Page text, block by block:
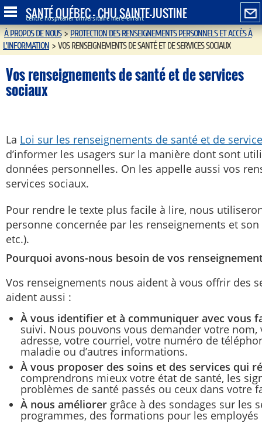
SANTÉ QUÉBEC - CHU SAINTE-JUSTINE
Centre hospitalier universitaire mère-enfant
À PROPOS DE NOUS>PROTECTION DES RENSEIGNEMENTS PERSONNELS ET ACCÈS À
L’INFORMATION > VOS RENSEIGNEMENTS DE SANTÉ ET DE SERVICES SOCIAUX
Vos renseignements de santé et de services
sociaux
La Loi sur les renseignements de santé et de
d’informer les usagers sur la manière dont sont
données personnelles. On les appelle aussi vos
services sociaux.
Pour rendre le texte plus facile à lire, nous
personne concernée par les renseignements et
etc.).
Pourquoi avons-nous besoin de vos
Vos renseignements nous aident à vous offrir des
aident aussi :
À vous identifier et à communiquer avec vous
suivi. Nous pouvons vous demander votre nom,
adresse, votre courriel, votre numéro de
maladie ou d’autres informations.
À vous proposer des soins et des services qui
comprendrons mieux votre état de santé, les
problèmes de santé passés ou ceux dans votre
À nous améliorer grâce à des sondages sur les
programmes, des formations pour les